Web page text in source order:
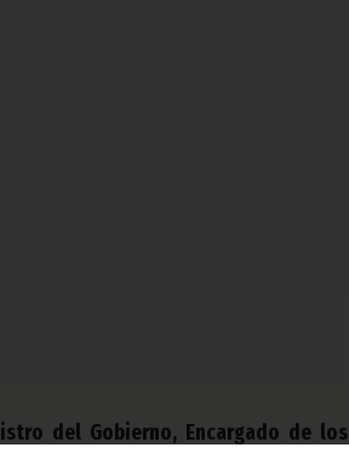
del Gobierno, Encargado de los